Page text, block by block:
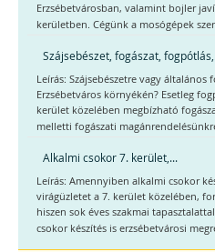
Erzsébetvárosban, valamint bojler
kerületben. Cégünk a mosógépek
Szájsebészet, fogászat,
Leírás: Szájsebészetre vagy általános
Erzsébetváros környékén? Esetleg
kerület közelében megbízható
melletti fogászati
Alkalmi csokor 7. kerület,...
Leírás: Amennyiben alkalmi csokor
virágüzletet a 7. kerület közelében,
hiszen sok éves szakmai
csokor készítés is erzsébetvárosi